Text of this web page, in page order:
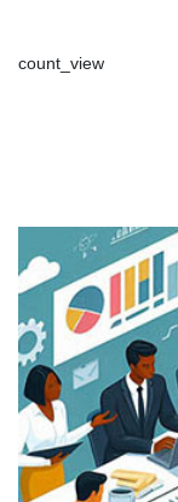
count_view
viết